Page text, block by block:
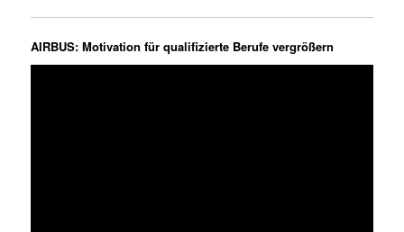
AIRBUS: Motivation für qualifizierte Berufe vergrößern